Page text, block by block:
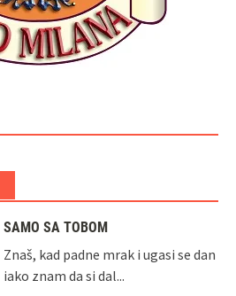
SAMO SA TOBOM
Znaš, kad padne mrak i ugasi se dan
iako znam da si dal...